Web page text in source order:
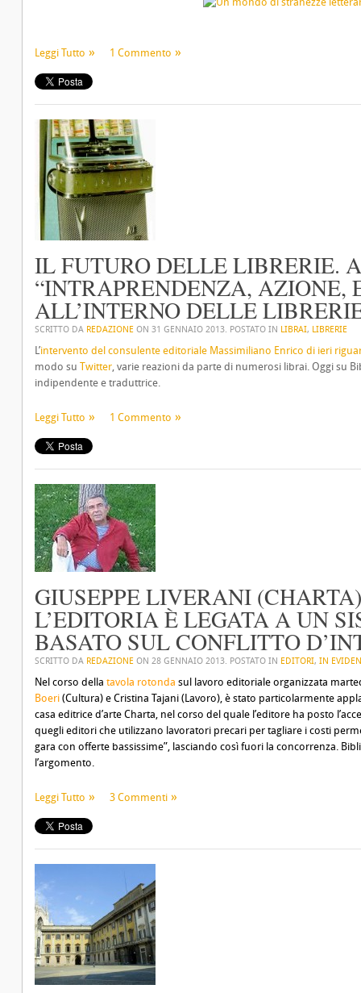
Leggi Tutto 1 Commento
IL FUTURO DELLE LIBRERIE.
“INTRAPRENDENZA, AZIONE,
ALL’INTERNO DELLE
SCRITTO DA REDAZIONE ON 31 GENNAIO 2013. POSTATO IN LIBRAI, LIBRERIE
L’intervento del consulente editoriale Massimiliano Enrico di ieri
modo su Twitter, varie reazioni da parte di numerosi librai. Oggi su
indipendente e traduttrice.
Leggi Tutto 1 Commento
GIUSEPPE LIVERANI
L’EDITORIA È LEGATA A UN
BASATO SUL CONFLITTO
SCRITTO DA REDAZIONE ON 28 GENNAIO 2013. POSTATO IN EDITORI, IN
Nel corso della tavola rotonda sul lavoro editoriale organizzata
Boeri (Cultura) e Cristina Tajani (Lavoro), è stato particolarmente
casa editrice d’arte Charta, nel corso del quale l’editore ha posto
quegli editori che utilizzano lavoratori precari per tagliare i costi
gara con offerte bassissime”, lasciando così fuori la concorrenza.
l’argomento.
Leggi Tutto 3 Commenti